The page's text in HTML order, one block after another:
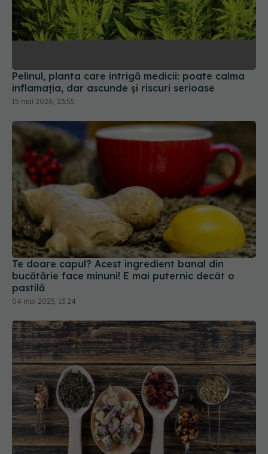
Pelinul, planta care intrigă medicii: poate calma
inflamația, dar ascunde și riscuri serioase
15 mai 2026, 23:55
Te doare capul? Acest ingredient banal din
bucătărie face minuni! E mai puternic decât o
pastilă
04 mai 2025, 13:24